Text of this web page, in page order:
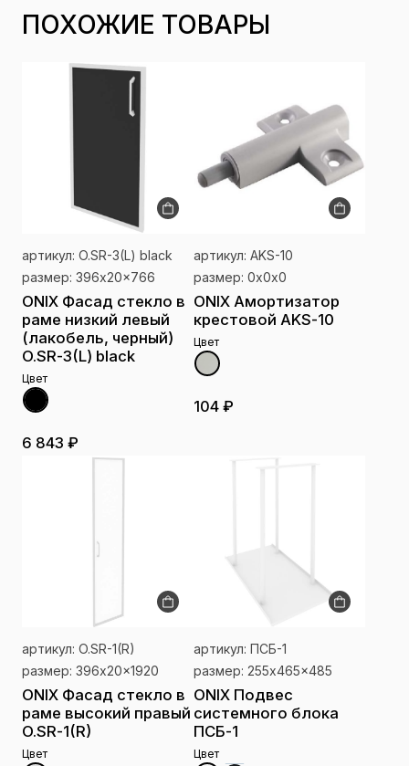
ПОХОЖИЕ ТОВАРЫ
артикул: O.SR-3(L) black
размер: 396x20x766
ONIX Фасад стекло в
раме низкий левый
(лакобель, черный)
O.SR-3(L) black
Цвет
6 843 ₽
артикул: AKS-10
размер: 0x0x0
ONIX Амортизатор
крестовой AKS-10
Цвет
104 ₽
артикул: O.SR-1(R)
размер: 396x20x1920
ONIX Фасад стекло в
раме высокий правый
O.SR-1(R)
Цвет
артикул: ПСБ-1
размер: 255x465x485
ONIX Подвес
системного блока
ПСБ-1
Цвет